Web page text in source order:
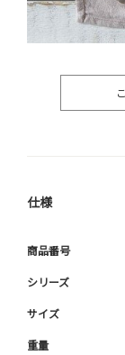
仕様
商品番号
シリーズ
サイズ
重量